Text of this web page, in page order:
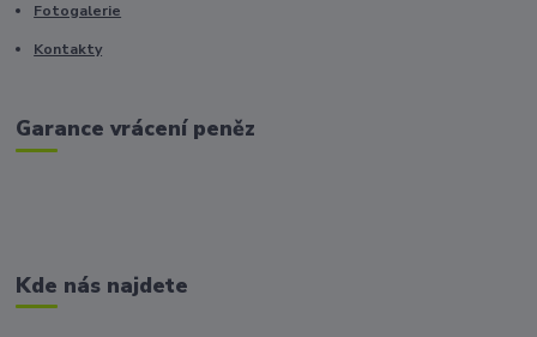
Fotogalerie
Kontakty
Garance vrácení peněz
Kde nás najdete